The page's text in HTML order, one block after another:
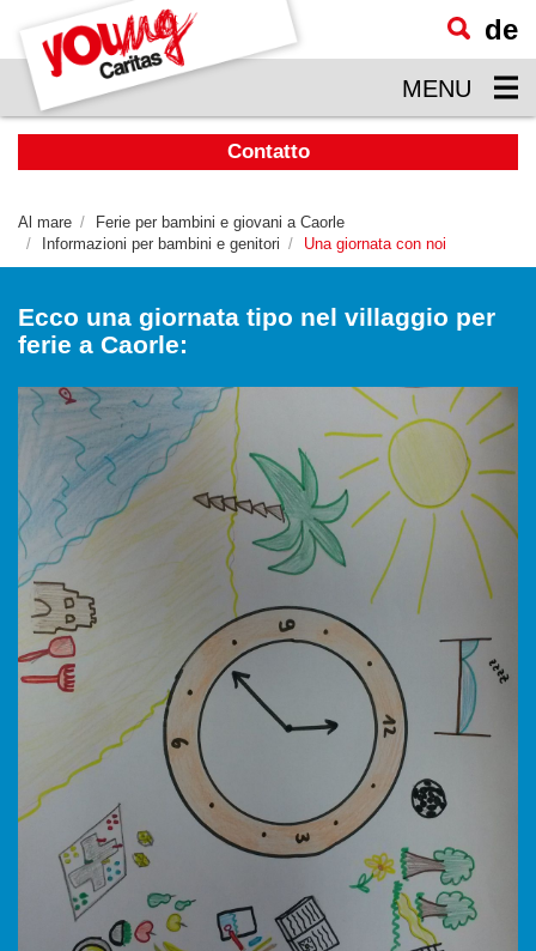
visualizzare
il
contenuto
principale
de
MENU
Contatto
Al mare
Ferie per bambini e giovani a Caorle
Informazioni per bambini e genitori
Una giornata con noi
Ecco una giornata tipo nel villaggio per
ferie a Caorle: